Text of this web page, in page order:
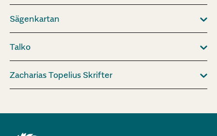
Sägenkartan
Talko
Zacharias Topelius Skrifter